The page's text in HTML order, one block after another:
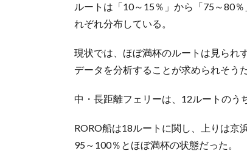
ルートは「10～15％」から「75～80
れぞれ分布している。
現状では、ほぼ満杯のルートは見られ
データを分析することが求められそうだ
中・長距離フェリーは、12ルートのう
RORO船は18ルートに関し、上りは京
95～100％とほぼ満杯の状態だった。